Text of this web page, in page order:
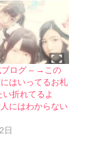
ブログ – →この
はいってるお札
い折れてるよ
にはわからない
日